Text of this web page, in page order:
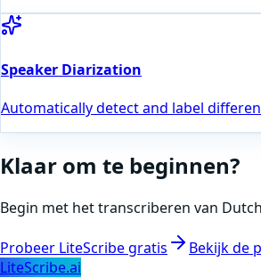
Speaker Diarization
Automatically detect and label
Klaar om te beginnen?
Begin met het transcriberen van Dutch
Probeer LiteScribe gratis
Bekijk de
LiteScribe.ai